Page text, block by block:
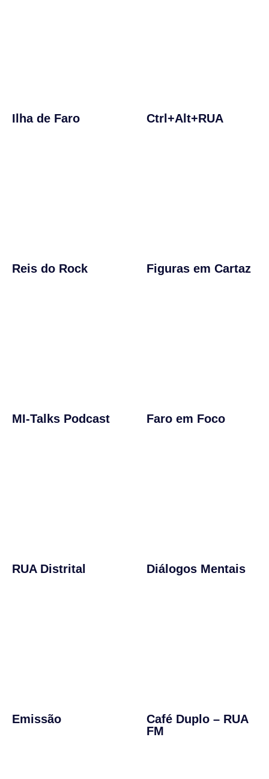
Ilha de Faro Ctrl+Alt+RUA
Reis do Rock Figuras em Cartaz
MI-Talks Podcast Faro em Foco
RUA Distrital Diálogos Mentais
Emissão
Café Duplo – RUA
FM